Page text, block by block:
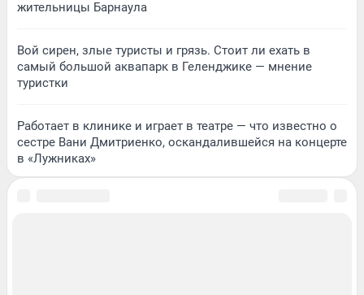
жительницы Барнаула
Вой сирен, злые туристы и грязь. Стоит ли ехать в
самый большой аквапарк в Геленджике — мнение
туристки
Работает в клинике и играет в театре — что известно о
сестре Вани Дмитриенко, оскандалившейся на концерте
в «Лужниках»